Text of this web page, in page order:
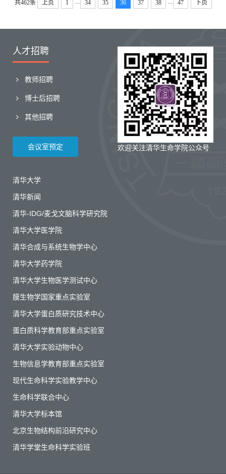
共462条 上页 1 ... 34 35 36 37 38 ... 47 下页
欢迎关注清华生命学院公众号
人才招聘
教师招聘
博士后招聘
其他招聘
会议室预定
清华大学
清华新闻
清华-IDG/麦戈文脑科学研究院
清华大学医学院
清华合成与系统生物学中心
清华大学药学院
清华大学生物医学测试中心
膜生物学国家重点实验室
清华大学蛋白质研究技术中心
蛋白质科学教育部重点实验室
清华大学实验动物中心
生物信息学教育部重点实验室
现代生命科学实验教学中心
生命科学联合中心
清华大学标本馆
北京生物结构前沿研究中心
清华学堂生命科学实验班